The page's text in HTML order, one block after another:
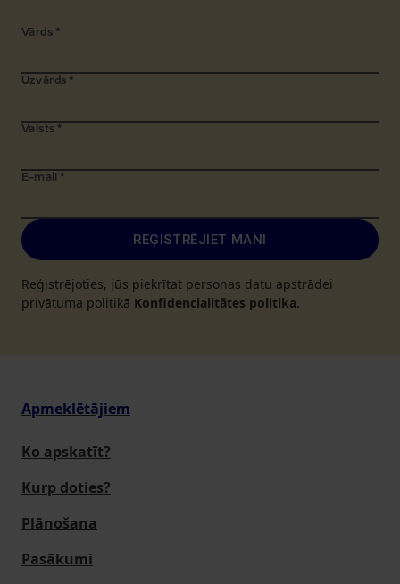
Vārds *
Uzvārds *
Valsts *
E-mail *
REĢISTRĒJIET MANI
Reģistrējoties, jūs piekrītat personas datu apstrādei
privātuma politikā Konfidencialitātes politika.
Apmeklētājiem
Ko apskatīt?
Kurp doties?
Plānošana
Pasākumi